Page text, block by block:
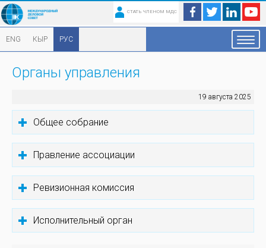
СТАТЬ ЧЛЕНОМ МДС
ENG КЫР РУС
Органы управления
19 августа 2025
Общее собрание
Правление ассоциации
Ревизионная комиссия
Исполнительный орган